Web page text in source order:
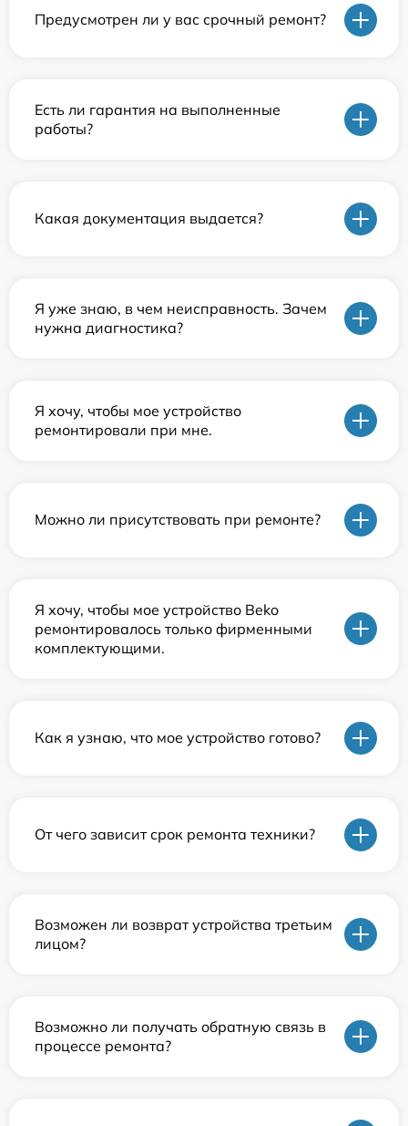
Предусмотрен ли у вас срочный ремонт?
Есть ли гарантия на выполненные
работы?
Какая документация выдается?
Я уже знаю, в чем неисправность. Зачем
нужна диагностика?
Я хочу, чтобы мое устройство
ремонтировали при мне.
Можно ли присутствовать при ремонте?
Я хочу, чтобы мое устройство Beko
ремонтировалось только фирменными
комплектующими.
Как я узнаю, что мое устройство готово?
От чего зависит срок ремонта техники?
Возможен ли возврат устройства третьим
лицом?
Возможно ли получать обратную связь в
процессе ремонта?